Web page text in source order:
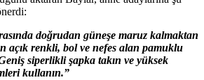
doğrudan güneşe maruz kalmaktan
açık renkli, bol ve nefes alan pamuklu
siperlikli şapka takın ve yüksek
kullanın.”